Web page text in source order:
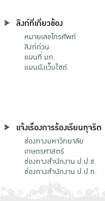
ลิงก์ที่เกี่ยวข้อง
หมายเลขโทรศัพท์
ลิงก์ด่วน
แผนที่ มก.
แผนผังเว็บไซต์
แจ้งเรื่องการร้องเรียนทุจริต
ช่องทางมหาวิทยาลัย
เกษตรศาสตร์
ช่องทางสำนักงาน ป.ป.ช.
ช่องทางสำนักงาน ป.ป.ท.